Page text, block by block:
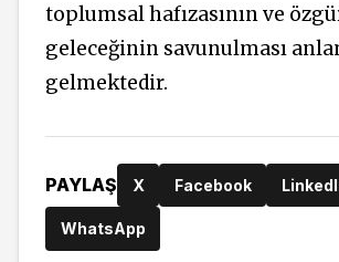
toplumsal hafızasının ve
geleceğinin savunulması
gelmektedir.
PAYLAŞ X Facebook
WhatsApp